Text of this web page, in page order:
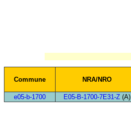
Commune NRA/NRO
e05-b-1700 E05-B-1700-7E31-Z(A)